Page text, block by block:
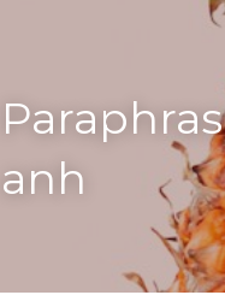
anh